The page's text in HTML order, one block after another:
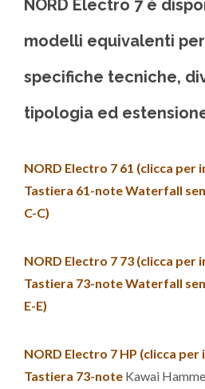
NORD Electro 7è
modelli equivalenti
specifiche tecniche,
tipologia ed
NORD Electro 7 61 (clicca per
Tastiera 61-note Waterfall
C-C)
NORD Electro 7 73 (clicca per
Tastiera 73-note Waterfall
E-E)
NORD Electro 7 HP (clicca
Tastiera 73-note Kawai